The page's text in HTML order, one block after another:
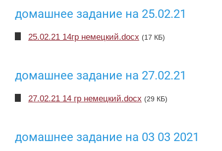
домашнее задание на 25.02.21
25.02.21 14гр немецкий.docx (17 КБ)
домашнее задание на 27.02.21
27.02.21 14 гр немецкий.docx (29 КБ)
домашнее задание на 03 03 2021